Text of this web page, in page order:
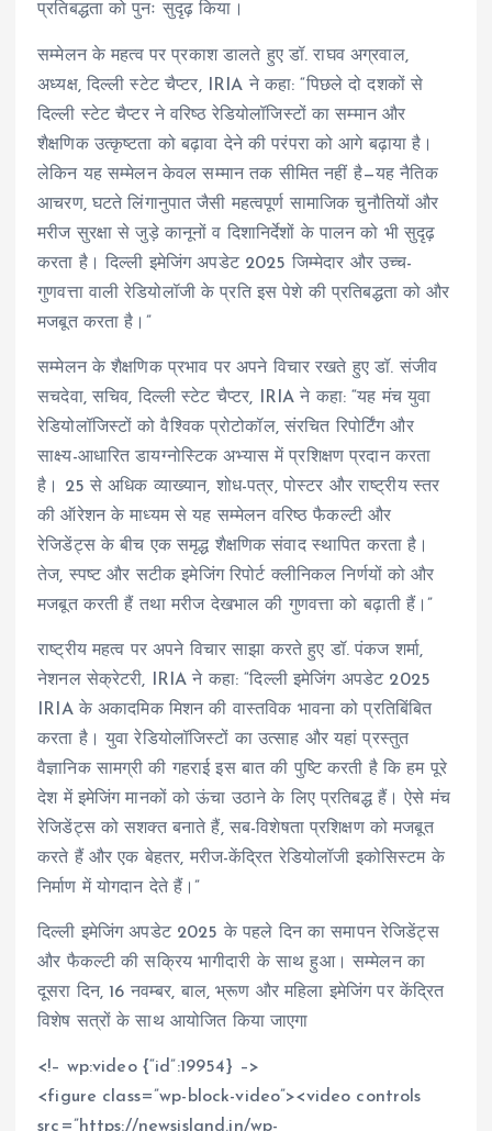
प्रतिबद्धता को पुनः सुदृढ़ किया।
सम्मेलन के महत्व पर प्रकाश डालते हुए डॉ. राघव अग्रवाल,
अध्यक्ष, दिल्ली स्टेट चैप्टर, IRIA ने कहा: “पिछले दो दशकों से
दिल्ली स्टेट चैप्टर ने वरिष्ठ रेडियोलॉजिस्टों का सम्मान और
शैक्षणिक उत्कृष्टता को बढ़ावा देने की परंपरा को आगे बढ़ाया है।
लेकिन यह सम्मेलन केवल सम्मान तक सीमित नहीं है—यह नैतिक
आचरण, घटते लिंगानुपात जैसी महत्वपूर्ण सामाजिक चुनौतियों और
मरीज सुरक्षा से जुड़े कानूनों व दिशानिर्देशों के पालन को भी सुदृढ़
करता है। दिल्ली इमेजिंग अपडेट 2025 जिम्मेदार और उच्च-
गुणवत्ता वाली रेडियोलॉजी के प्रति इस पेशे की प्रतिबद्धता को और
मजबूत करता है।”
सम्मेलन के शैक्षणिक प्रभाव पर अपने विचार रखते हुए डॉ. संजीव
सचदेवा, सचिव, दिल्ली स्टेट चैप्टर, IRIA ने कहा: “यह मंच युवा
रेडियोलॉजिस्टों को वैश्विक प्रोटोकॉल, संरचित रिपोर्टिंग और
साक्ष्य-आधारित डायग्नोस्टिक अभ्यास में प्रशिक्षण प्रदान करता
है। 25 से अधिक व्याख्यान, शोध-पत्र, पोस्टर और राष्ट्रीय स्तर
की ऑरेशन के माध्यम से यह सम्मेलन वरिष्ठ फैकल्टी और
रेजिडेंट्स के बीच एक समृद्ध शैक्षणिक संवाद स्थापित करता है।
तेज, स्पष्ट और सटीक इमेजिंग रिपोर्ट क्लीनिकल निर्णयों को और
मजबूत करती हैं तथा मरीज देखभाल की गुणवत्ता को बढ़ाती हैं।”
राष्ट्रीय महत्व पर अपने विचार साझा करते हुए डॉ. पंकज शर्मा,
नेशनल सेक्रेटरी, IRIA ने कहा: “दिल्ली इमेजिंग अपडेट 2025
IRIA के अकादमिक मिशन की वास्तविक भावना को प्रतिबिंबित
करता है। युवा रेडियोलॉजिस्टों का उत्साह और यहां प्रस्तुत
वैज्ञानिक सामग्री की गहराई इस बात की पुष्टि करती है कि हम पूरे
देश में इमेजिंग मानकों को ऊंचा उठाने के लिए प्रतिबद्ध हैं। ऐसे मंच
रेजिडेंट्स को सशक्त बनाते हैं, सब-विशेषता प्रशिक्षण को मजबूत
करते हैं और एक बेहतर, मरीज-केंद्रित रेडियोलॉजी इकोसिस्टम के
निर्माण में योगदान देते हैं।”
दिल्ली इमेजिंग अपडेट 2025 के पहले दिन का समापन रेजिडेंट्स
और फैकल्टी की सक्रिय भागीदारी के साथ हुआ। सम्मेलन का
दूसरा दिन, 16 नवम्बर, बाल, भ्रूण और महिला इमेजिंग पर केंद्रित
विशेष सत्रों के साथ आयोजित किया जाएगा
<!– wp:video {“id”:19954} –>
<figure class=”wp-block-video”><video controls
src=”https://newsisland.in/wp-